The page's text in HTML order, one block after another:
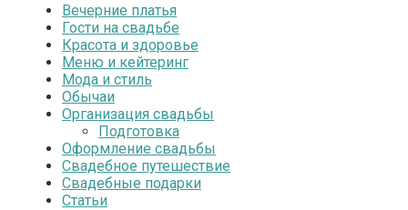
Вечерние платья
Гости на свадьбе
Красота и здоровье
Меню и кейтеринг
Мода и стиль
Обычаи
Организация свадьбы
Подготовка
Оформление свадьбы
Свадебное путешествие
Свадебные подарки
Статьи